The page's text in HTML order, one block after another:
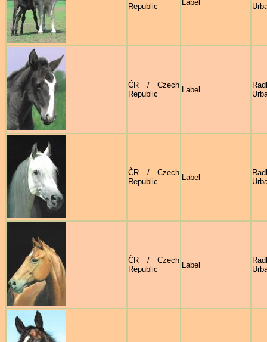
Republic
Label
ČR / Czech
Republic
Label
ČR / Czech
Republic
Label
ČR / Czech
Republic
Label